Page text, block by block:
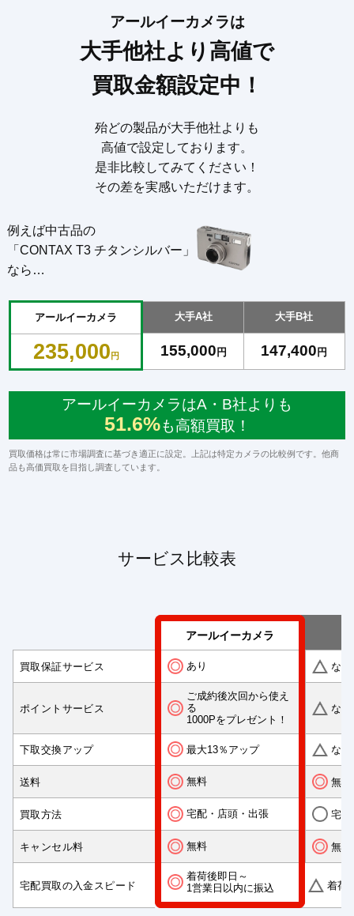
アールイーカメラは
大手他社より高値で
買取金額設定中！
殆どの製品が大手他社よりも
高値で設定しております。
是非比較してみてください！
その差を実感いただけます。
例えば中古品の
「CONTAX T3 チタンシルバー」
なら…
アールイーカメラ
235,000 円
大手A社
155,000円
大手B社
147,400円
アールイーカメラはA・B社よりも
51.6%も高額買取！
買取価格は常に市場調査に基づき適正に設定。上記は特定カメラの比較例です。他商
品も高価買取を目指し調査しています。
サービス比較表
アールイーカメラ
買取保証サービス あり なし
ポイントサービス
ご成約後次回から使え
る
1000Pをプレゼント！
なし
下取交換アップ 最大13％アップ なし
送料 無料 無料
買取方法 宅配・店頭・出張 宅配
キャンセル料 無料 無料
宅配買取の入金スピード
着荷後即日～
1営業日以内に振込
着荷